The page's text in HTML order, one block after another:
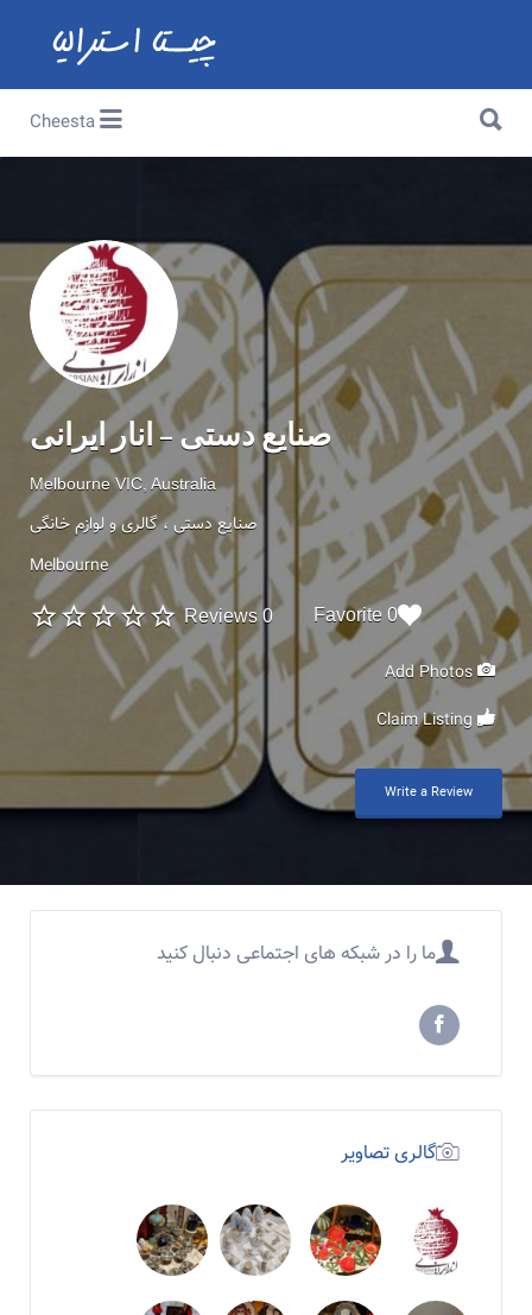
Cheesta
صنایع دستی – انار ایرانی
Melbourne VIC, Australia
صنایع دستی ، گالری و لوازم خانگی
Melbourne
0 Reviews 0 Favorite
Write a Review
ما را در شبکه های اجتماعی دنبال کنید
گالری تصاویر